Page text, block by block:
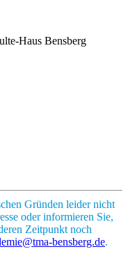
Haus Bensberg
Gründen leider nicht
oder informieren Sie,
Zeitpunkt noch
bensberg.de.